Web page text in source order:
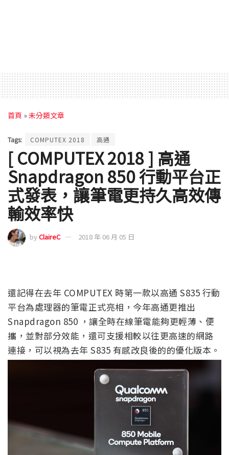
首頁 »未分類文章
Tags: COMPUTEX 2018 高通
[ COMPUTEX 2018 ] 高通
Snapdragon 850 行動平台正
式發表，讓筆電更持久高效傳
輸效率快
byClaireC 2018 年 06 月 05 日
還記得在去年 COMPUTEX 時第一款以高通 S835 行動
平台為處理器的筆電正式亮相，今年高通更推出
Snapdragon 850 ，讓全時在線筆電能夠更輕薄、便
攜，並對部分效能，還可支援相較以往更高速的網路
連接，可以視為去年 S835 有感改良後的的優化版本。